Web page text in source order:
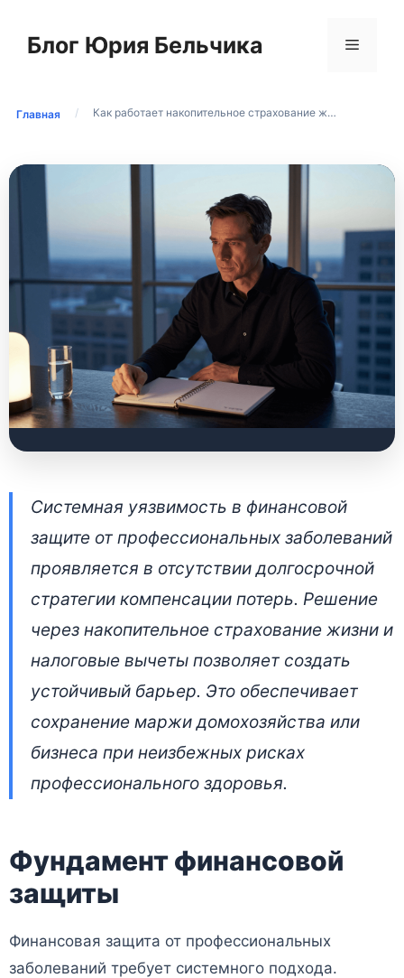
содержимому
Блог Юрия Бельчика Меню
Главная / Как работает накопительное страхование ж…
Как работает
накопительное
страхование жизни в
Беларуси:
финансовая защита
от
профессиональных
заболеваний
Системная уязвимость в финансовой
защите от профессиональных заболеваний
проявляется в отсутствии долгосрочной
стратегии компенсации потерь. Решение
через накопительное страхование жизни и
налоговые вычеты позволяет создать
устойчивый барьер. Это обеспечивает
сохранение маржи домохозяйства или
бизнеса при неизбежных рисках
профессионального здоровья.
Фундамент финансовой
защиты
Финансовая защита от профессиональных
заболеваний требует системного подхода.